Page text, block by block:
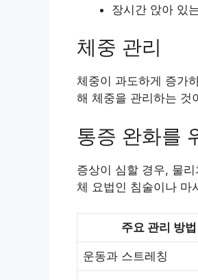
장시간 앉아 있
체중 관리
체중이 과도하게 증가
해 체중을 관리하는 것
통증 완화를
증상이 심할 경우, 물
체 요법인 침술이나 마
주요 관리 방법
운동과 스트레칭